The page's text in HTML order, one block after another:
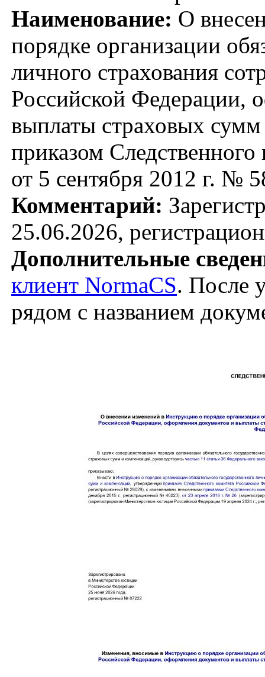
Наименование: О
порядке организации
личного страхования
Российской Федерации,
выплаты страховых
приказом
от 5 сентября 2012 г. №
Комментарий:
25.06.2026,
Дополнительные
клиент NormaCS. После
рядом с названием